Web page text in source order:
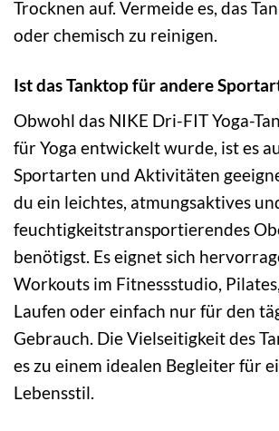
Trocknen auf. Vermeide es, das
oder chemisch zu reinigen.
Ist das Tanktop für andere
Obwohl das NIKE Dri-FIT Yoga-
für Yoga entwickelt wurde, ist es
Sportarten und Aktivitäten
du ein leichtes, atmungsaktives
feuchtigkeitstransportierendes
benötigst. Es eignet sich
Workouts im Fitnessstudio,
Laufen oder einfach nur für den
Gebrauch. Die Vielseitigkeit des
es zu einem idealen Begleiter für
Lebensstil.